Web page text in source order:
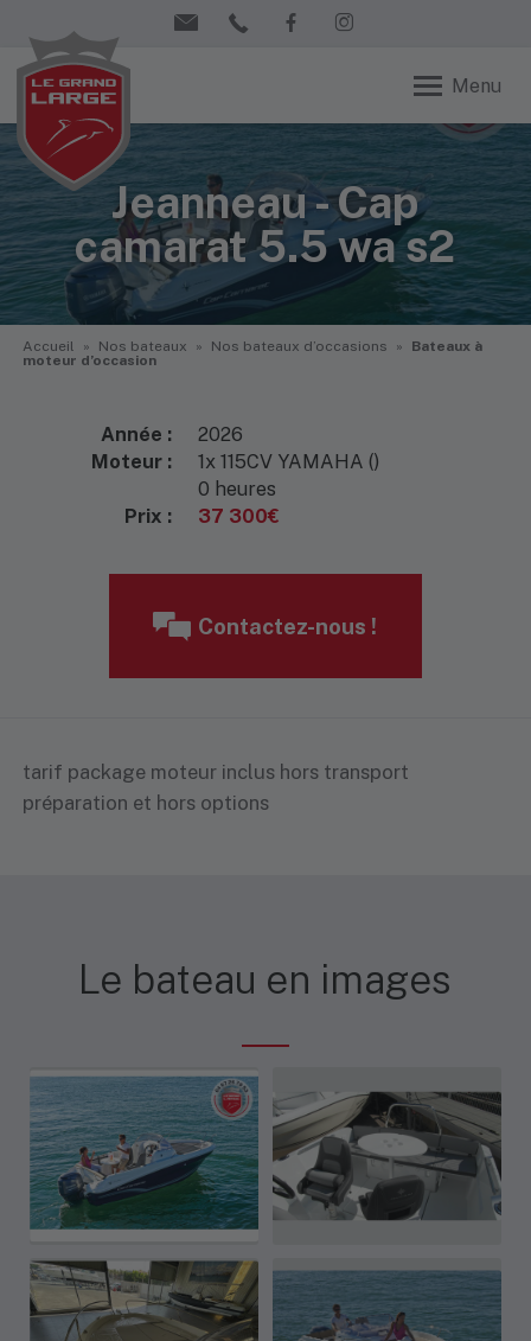
Menu
Jeanneau - Cap
camarat 5.5 wa s2
Accueil » Nos bateaux » Nos bateaux d’occasions »
Bateaux à
moteur d’occasion
Année :
2026
Moteur :
1x 115CV YAMAHA ()
0 heures
Prix :
37 300€
Contactez-nous !
tarif package moteur inclus hors transport
préparation et hors options
Le bateau en images